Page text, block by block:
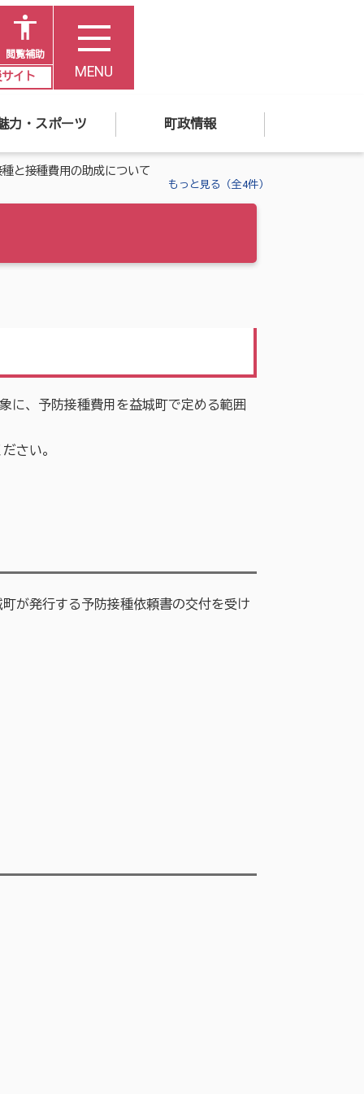
閲覧補助
イト MENU
力・スポーツ 町政情報
と接種費用の助成について
もっと見る（全4件）
に、予防接種費用を益城町で定める範囲
さい。
が発行する予防接種依頼書の交付を受け